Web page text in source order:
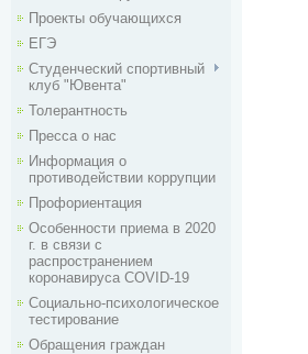
Проекты обучающихся
ЕГЭ
Студенческий спортивный
клуб "Ювента"
Толерантность
Пресса о нас
Информация о
противодействии коррупции
Профориентация
Особенности приема в 2020
г. в связи с
распространением
коронавируса COVID-19
Социально-психологическое
тестирование
Обращения граждан